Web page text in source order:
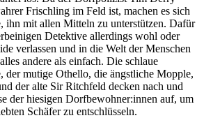
Frischling im Feld ist, machen es sich
ihn mit allen Mitteln zu unterstützen. Dafür
Detektive allerdings wohl oder
verlassen und in die Welt der Menschen
andere als einfach. Die schlaue
der mutige Othello, die ängstliche Mopple,
der alte Sir Ritchfeld decken nach und
der hiesigen Dorfbewohner:innen auf, um
Schäfer zu entschlüsseln.